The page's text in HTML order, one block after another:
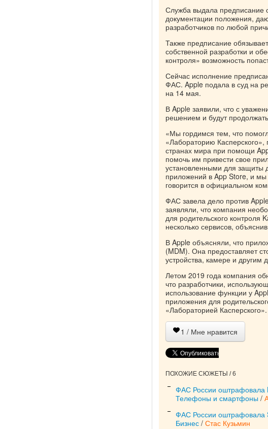
Служба выдала предписание
документации положения,
разработчиков по любой
Также предписание
собственной разработки и
контроля» возможность
Сейчас исполнение
ФАС. Apple подала в суд на
на 14 мая.
В Apple заявили, что с
решением и будут
«Мы гордимся тем, что
«Лабораторию Касперского»,
странах мира при помощи
помочь им привести свое
установленными для защиты
приложений в App Store, и мы
говорится в официальном
ФАС завела дело против
заявляли, что компания
для родительского контроля
несколько сервисов,
В Apple объясняли, что
(MDM). Она предоставляет
устройства, камере и
Летом 2019 года компания
что разработчики,
использование функции у
приложения для
«Лабораторией Касперского».
1 / Мне нравится
ПОХОЖИЕ СЮЖЕТЫ / 6
ФАС России оштрафовала
Телефоны и смартфоны /
ФАС России оштрафовала
Бизнес / Стас Кузьмин